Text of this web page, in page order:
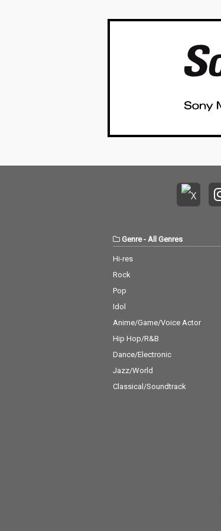
Genre- All Genres
Hi-res
Rock
Pop
Idol
Anime/Game/Voice Actor
Hip Hop/R&B
Dance/Electronic
Jazz/World
Classical/Soundtrack